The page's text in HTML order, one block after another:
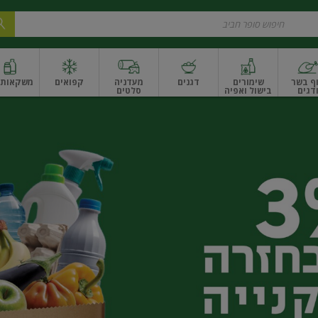
בשר
ודגים
שימורים
בישול ואפיה
דגנים מעדניה
סלטים
ונקניקים
קפואים משקאות
ואגוזיםפירות יבשים ארוזפירות יבשים בתפזורתפיצוחים, אגוזים